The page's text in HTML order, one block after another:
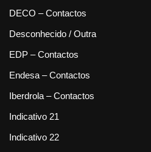
DECO – Contactos
Desconhecido / Outra
EDP – Contactos
Endesa – Contactos
Iberdrola – Contactos
Indicativo 21
Indicativo 22